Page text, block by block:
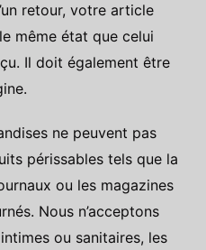
retour, votre article
même état que celui
Il doit également être
ne peuvent pas
périssables tels que la
ou les magazines
Nous n’acceptons
ou sanitaires, les